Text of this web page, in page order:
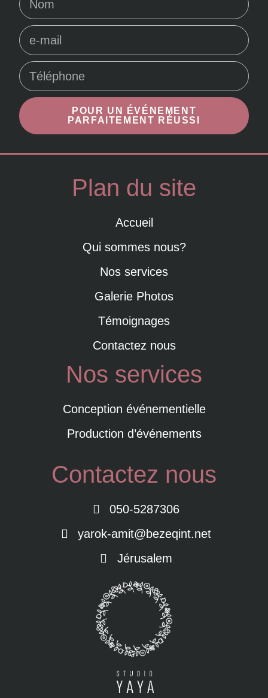
POUR UN ÉVÉNEMENT
PARFAITEMENT RÉUSSI
Plan du site
Accueil
Qui sommes nous?
Nos services
Galerie Photos
Témoignages
Contactez nous
Nos services
Conception événementielle
Production d’événements
Contactez nous
050-5287306
yarok-amit@bezeqint.net
Jérusalem